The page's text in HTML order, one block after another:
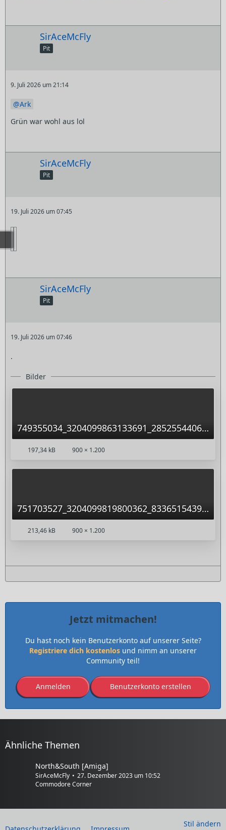
SirAceMcFly
Pit
9. Juli 2026 um 21:14
Ark
Grün war wohl aus lol
SirAceMcFly
Pit
19. Juli 2026 um 07:45
SirAceMcFly
Pit
19. Juli 2026 um 07:46
.
Bilder
749355034_3204099863133691_2852554406678132531_n.jpg
197,34 kB 900 × 1.200
751703527_3204099819800362_8336515439384969764_n.jpg
213,46 kB 900 × 1.200
Jetzt mitmachen!
Du hast noch kein Benutzerkonto auf unserer Seite?
Registriere dich kostenlos und nimm an unserer
Community teil!
Benutzerkonto erstellen
Anmelden
Ähnliche Themen
North&South [Amiga]
SirAceMcFly
27. Dezember 2023 um 10:52
Commodore Corner
Stil ändern